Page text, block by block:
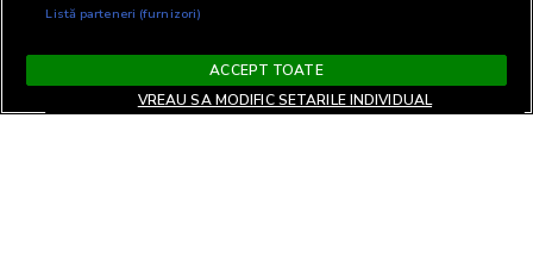
Listă parteneri (furnizori)
ACCEPT TOATE
VREAU SA MODIFIC SETARILE INDIVIDUAL